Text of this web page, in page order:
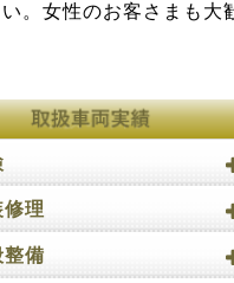
。女性のお客さまも大
修理
整備